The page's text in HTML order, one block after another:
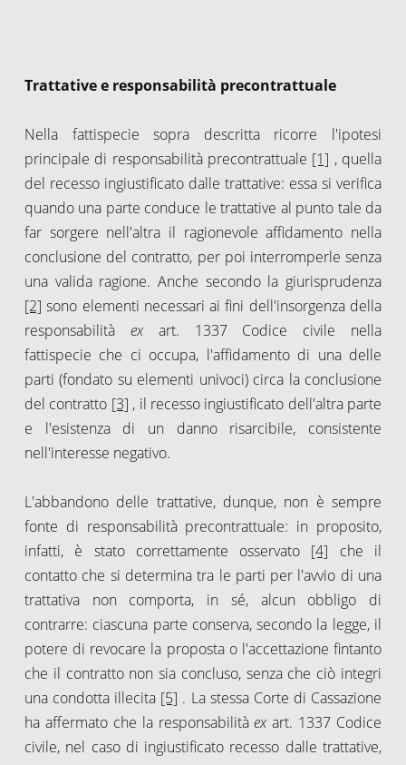
Trattative e responsabilità precontrattuale
Nella fattispecie sopra descritta ricorre l'ipotesi
principale di responsabilità precontrattuale [1] , quella
del recesso ingiustificato dalle trattative: essa si verifica
quando una parte conduce le trattative al punto tale da
far sorgere nell'altra il ragionevole affidamento nella
conclusione del contratto, per poi interromperle senza
una valida ragione. Anche secondo la giurisprudenza
[2] sono elementi necessari ai fini dell'insorgenza della
responsabilità exart. 1337 Codice civile nella
fattispecie che ci occupa, l'affidamento di una delle
parti (fondato su elementi univoci) circa la conclusione
del contratto [3] , il recesso ingiustificato dell'altra parte
e l'esistenza di un danno risarcibile, consistente
nell'interesse negativo.
L'abbandono delle trattative, dunque, non è sempre
fonte di responsabilità precontrattuale: in proposito,
infatti, è stato correttamente osservato [4]
che il
contatto che si determina tra le parti per l'avvio di una
trattativa non comporta, in sé, alcun obbligo di
contrarre: ciascuna parte conserva, secondo la legge, il
potere di revocare la proposta o l'accettazione fintanto
che il contratto non sia concluso, senza che ciò integri
una condotta illecita [5] . La stessa Corte di Cassazione
ha affermato che la responsabilitàexart. 1337 Codice
civile, nel caso di ingiustificato recesso dalle trattative,